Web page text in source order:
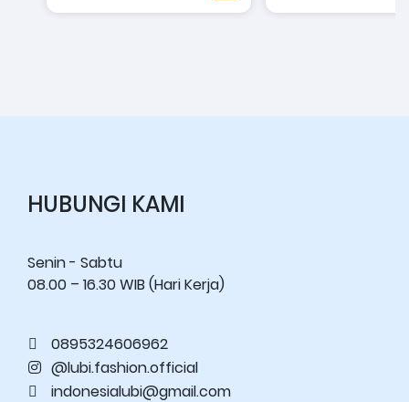
HUBUNGI KAMI
Senin - Sabtu
08.00 – 16.30 WIB (Hari Kerja)
0895324606962
@lubi.fashion.official
indonesialubi@gmail.com